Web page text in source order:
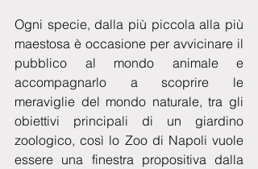
Ogni specie, dalla più piccola alla più
maestosa è occasione per avvicinare il
pubblico al mondo animale e
accompagnarlo a scoprire le
meraviglie del mondo naturale, tra gli
obiettivi principali di un giardino
zoologico, così lo Zoo di Napoli vuole
essere una finestra propositiva dalla